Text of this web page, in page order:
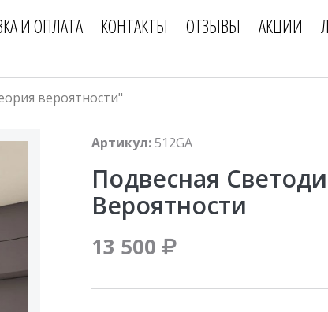
И ОПЛАТА КОНТАКТЫ ОТЗЫВЫ АКЦИИ
вероятности"
Артикул:512GA
Подвесная
Вероятности
13 500